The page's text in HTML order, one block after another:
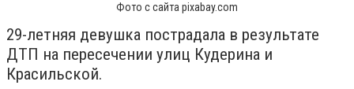
Фото с сайта pixabay.com
29-летняя девушка пострадала в результате
ДТП на пересечении улиц Кудерина и
Красильской.